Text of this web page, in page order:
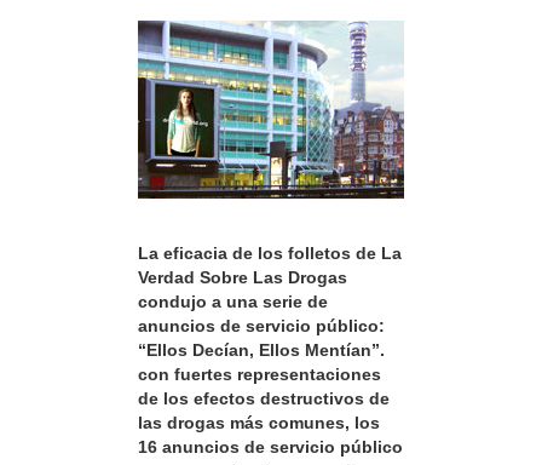
La eficacia de los folletos de La
Verdad Sobre Las Drogas
condujo a una serie de
anuncios de servicio público:
“Ellos Decían, Ellos Mentían”.
con fuertes representaciones
de los efectos destructivos de
las drogas más comunes, los
16 anuncios de servicio público